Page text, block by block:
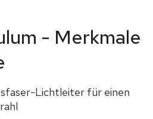
- Merkmale
Lichtleiter für einen